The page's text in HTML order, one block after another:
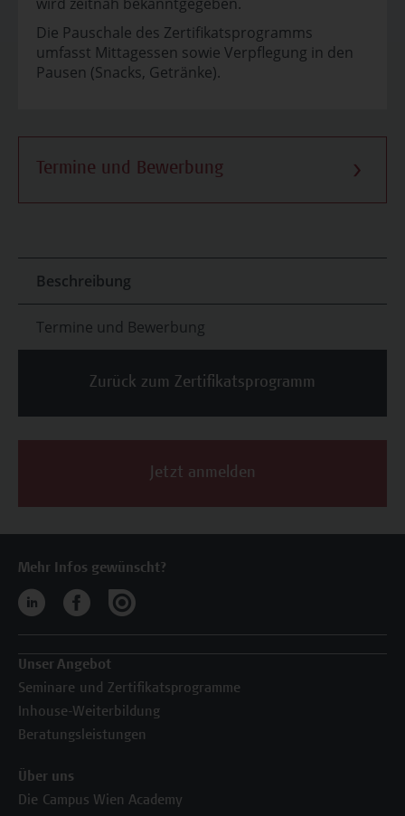
Die Pauschale des Zertifikatsprogramms
umfasst Mittagessen sowie Verpflegung in den
Pausen (Snacks, Getränke).
Termine und Bewerbung
Beschreibung
Termine und Bewerbung
Zurück zum Zertifikatsprogramm
Jetzt anmelden
Mehr Infos gewünscht?
Unser Angebot
Seminare und Zertifikatsprogramme
Inhouse-Weiterbildung
Beratungsleistungen
Über uns
Die Campus Wien Academy